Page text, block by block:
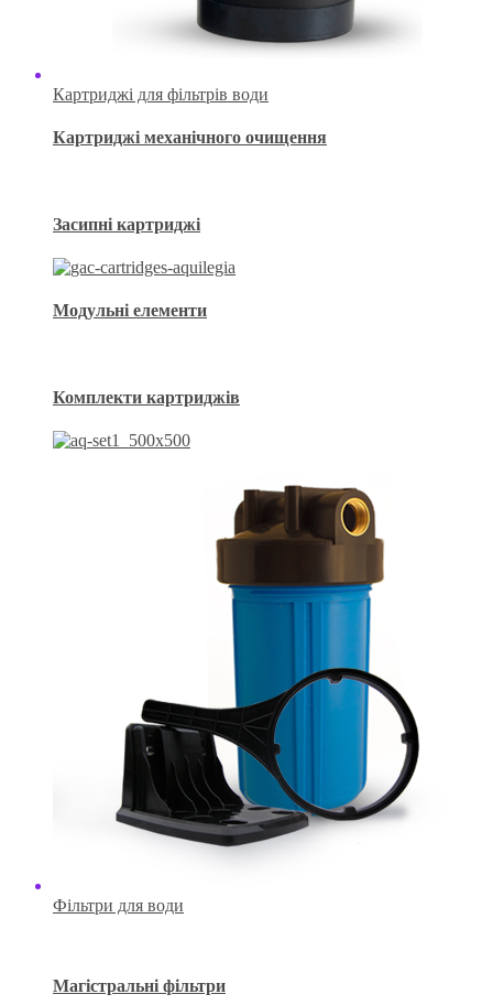
Картриджі для фільтрів води
Картриджі механічного очищення
Засипні картриджі
Модульні елементи
Комплекти картриджів
Фільтри для води
Магістральні фільтри